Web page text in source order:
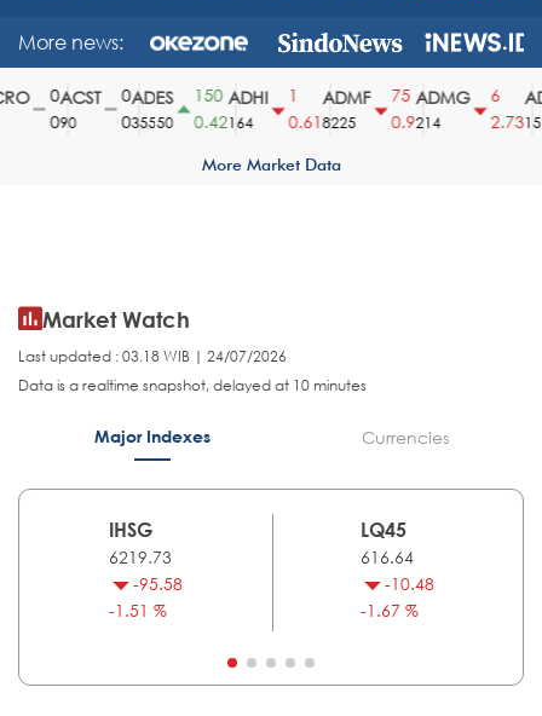
More news:
ACST
90
ADES
35550
150
0.42
ADHI
164
0.61
ADMF
8225
75
0.9
ADMG
214
2.731510
More Market Data
Market Watch
Last updated : 03.18 WIB | 24/07/2026
Data is a realtime snapshot, delayed at 10 minutes
Major Indexes Currencies
IHSG
6219.73
-95.58
-1.51 %
LQ45
616.64
-10.48
-1.67 %